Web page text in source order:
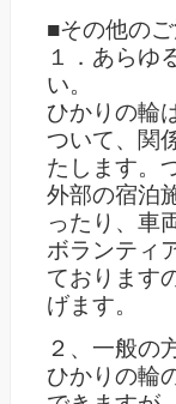
■その他の
１．あらゆ
い。
ひかりの輪
ついて、関
たします。
外部の宿泊
ったり、車
ボランティ
ております
げます。
２、一般の
ひかりの輪